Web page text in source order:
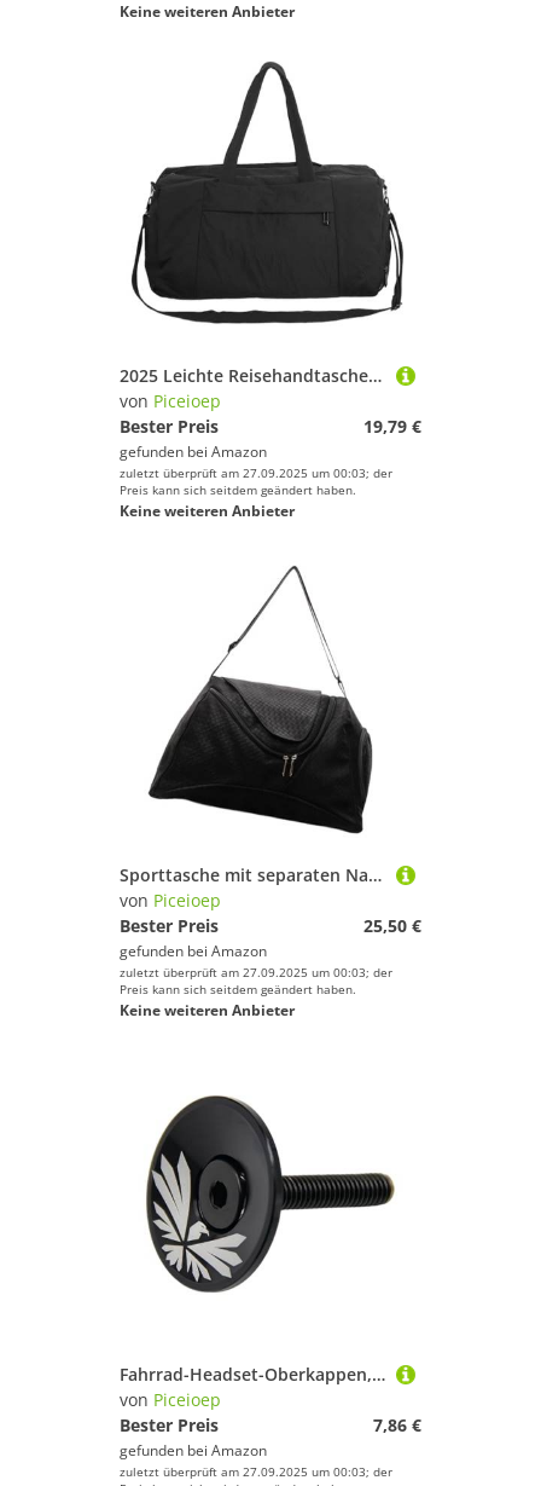
Keine weiteren Anbieter
2025 Leichte Reisehandtasche, geräumige Nylon-Tragetasche, wasserabweisend, Turnbeutel mit mehreren Fächern, Griff, Mehrzweck-Sport- und Business-Handtasche, Schwarz , Mass Beauty
von Piceioep
Bester Preis
19,79 €
gefunden bei Amazon
zuletzt überprüft am 27.09.2025 um 00:03; der
Preis kann sich seitdem geändert haben.
Keine weiteren Anbieter
Sporttasche mit separaten Nass-/Trockenfächern, mehrere Taschen für Schwimmen und Fitnessstudio, wasserabweisend, Crossbody-Sporttasche, Schwarz , Mass Beauty
von Piceioep
Bester Preis
25,50 €
gefunden bei Amazon
zuletzt überprüft am 27.09.2025 um 00:03; der
Preis kann sich seitdem geändert haben.
Keine weiteren Anbieter
Fahrrad-Headset-Oberkappen, Aluminiumlegierung, Gabelrohrabdeckung, Mountainbikes, Gabelabdeckungen mit Schraube, Fahrrad-Headset-Top-Kappen
von Piceioep
Bester Preis
7,86 €
gefunden bei Amazon
zuletzt überprüft am 27.09.2025 um 00:03; der